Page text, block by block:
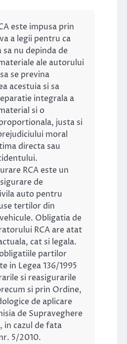
este impusa prin
a legii pentru ca
sa nu depinda de
ale autorului
se previna
acestuia si sa
integrala a
si o
justa si
moral
directa sau
RCA este un
de
auto pentru
tertilor din
Obligatia de
RCA are atat
cat si legala.
partilor
in Legea 136/1995
si reasigurarile
si prin Ordine,
de aplicare
de Supraveghere
in cazul de fata
5/2010.